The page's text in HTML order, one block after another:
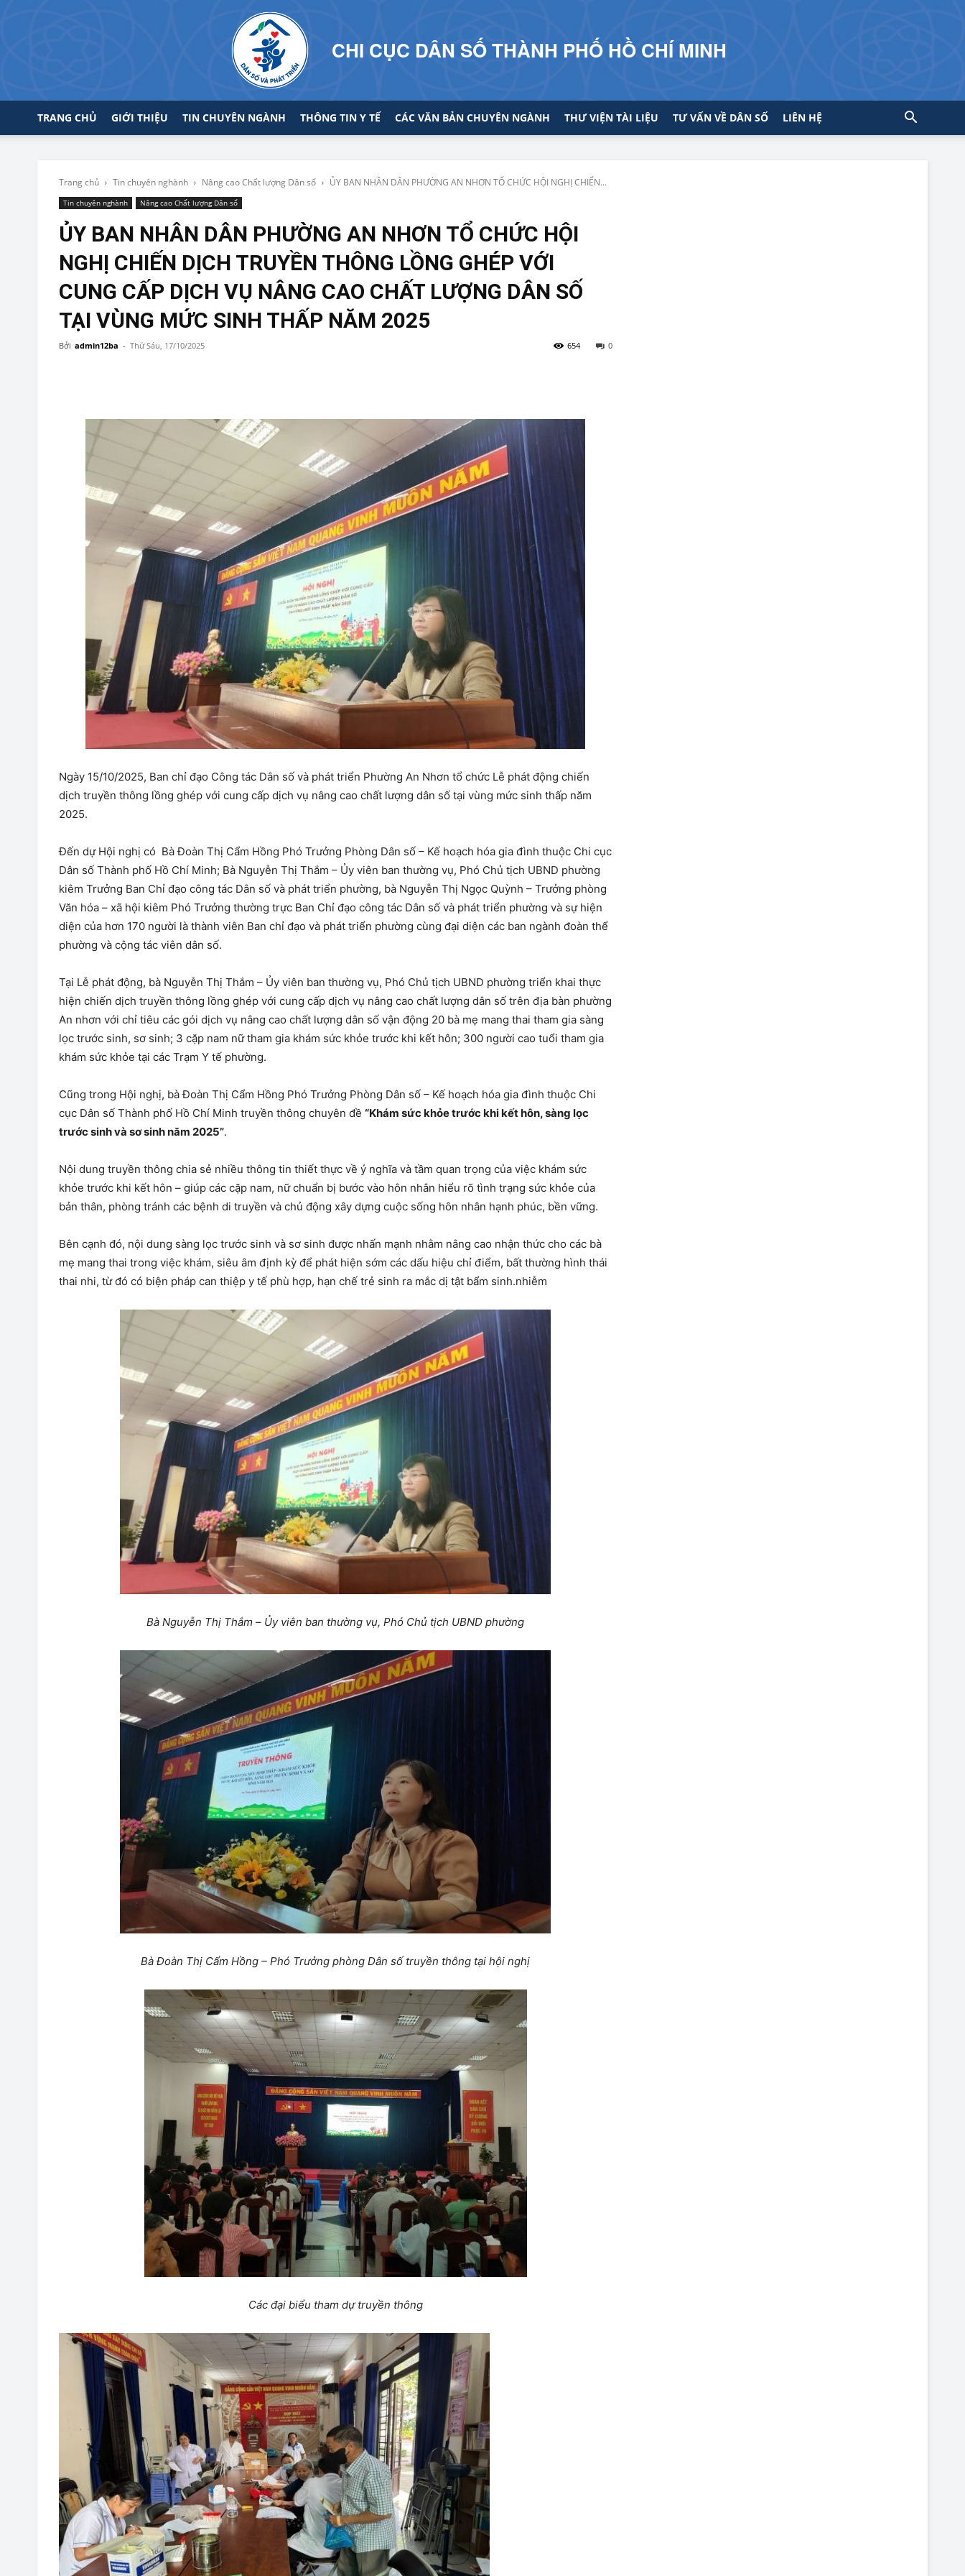
CHI CỤC DÂN SỐ THÀNH PHỐ HỒ CHÍ MINH
TRANG CHỦ GIỚI THIỆU TIN CHUYÊN NGÀNH THÔNG TIN Y TẾ CÁC VĂN BẢN CHUYÊN NGÀNH THƯ VIỆN TÀI LIỆU TƯ VẤN VỀ DÂN SỐ LIÊN HỆ
Trang chủ Tin chuyên nghành Nâng cao Chất lượng Dân số ỦY BAN NHÂN DÂN PHƯỜNG AN NHƠN TỔ CHỨC HỘI NGHỊ CHIẾN...
Tin chuyên nghành Nâng cao Chất lượng Dân số
ỦY BAN NHÂN DÂN PHƯỜNG AN NHƠN TỔ CHỨC HỘI
NGHỊ CHIẾN DỊCH TRUYỀN THÔNG LỒNG GHÉP VỚI
CUNG CẤP DỊCH VỤ NÂNG CAO CHẤT LƯỢNG DÂN SỐ
TẠI VÙNG MỨC SINH THẤP NĂM 2025
Bởi admin12ba - Thứ Sáu, 17/10/2025 0
654
Ngày 15/10/2025, Ban chỉ đạo Công tác Dân số và phát triển Phường An Nhơn tổ chức Lễ phát động chiến
dịch truyền thông lồng ghép với cung cấp dịch vụ nâng cao chất lượng dân số tại vùng mức sinh thấp năm
2025.
Đến dự Hội nghị có Bà Đoàn Thị Cẩm Hồng Phó Trưởng Phòng Dân số – Kế hoạch hóa gia đình thuộc Chi cục
Dân số Thành phố Hồ Chí Minh; Bà Nguyễn Thị Thắm – Ủy viên ban thường vụ, Phó Chủ tịch UBND phường
kiêm Trưởng Ban Chỉ đạo công tác Dân số và phát triển phường, bà Nguyễn Thị Ngọc Quỳnh – Trưởng phòng
Văn hóa – xã hội kiêm Phó Trưởng thường trực Ban Chỉ đạo công tác Dân số và phát triển phường và sự hiện
diện của hơn 170 người là thành viên Ban chỉ đạo và phát triển phường cùng đại diện các ban ngành đoàn thể
phường và cộng tác viên dân số.
Tại Lễ phát động, bà Nguyễn Thị Thắm – Ủy viên ban thường vụ, Phó Chủ tịch UBND phường triển khai thực
hiện chiến dịch truyền thông lồng ghép với cung cấp dịch vụ nâng cao chất lượng dân số trên địa bàn phường
An nhơn với chỉ tiêu các gói dịch vụ nâng cao chất lượng dân số vận động 20 bà mẹ mang thai tham gia sàng
lọc trước sinh, sơ sinh; 3 cặp nam nữ tham gia khám sức khỏe trước khi kết hôn; 300 người cao tuổi tham gia
khám sức khỏe tại các Trạm Y tế phường.
Cũng trong Hội nghị, bà Đoàn Thị Cẩm Hồng Phó Trưởng Phòng Dân số – Kế hoạch hóa gia đình thuộc Chi
cục Dân số Thành phố Hồ Chí Minh truyền thông chuyên đề “Khám sức khỏe trước khi kết hôn, sàng lọc
trước sinh và sơ sinh năm 2025”.
Nội dung truyền thông chia sẻ nhiều thông tin thiết thực về ý nghĩa và tầm quan trọng của việc khám sức
khỏe trước khi kết hôn – giúp các cặp nam, nữ chuẩn bị bước vào hôn nhân hiểu rõ tình trạng sức khỏe của
bản thân, phòng tránh các bệnh di truyền và chủ động xây dựng cuộc sống hôn nhân hạnh phúc, bền vững.
Bên cạnh đó, nội dung sàng lọc trước sinh và sơ sinh được nhấn mạnh nhằm nâng cao nhận thức cho các bà
mẹ mang thai trong việc khám, siêu âm định kỳ để phát hiện sớm các dấu hiệu chỉ điểm, bất thường hình thái
thai nhi, từ đó có biện pháp can thiệp y tế phù hợp, hạn chế trẻ sinh ra mắc dị tật bẩm sinh.nhiễm
Bà Nguyễn Thị Thắm – Ủy viên ban thường vụ, Phó Chủ tịch UBND phường
Bà Đoàn Thị Cẩm Hồng – Phó Trưởng phòng Dân số truyền thông tại hội nghị
Các đại biểu tham dự truyền thông